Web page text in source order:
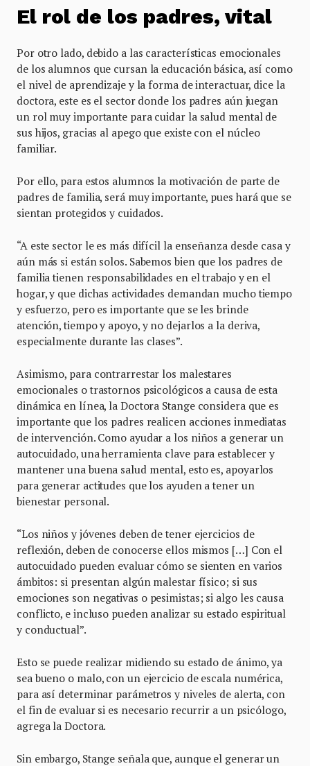
El rol de los padres, vital
Por otro lado, debido a las características emocionales
de los alumnos que cursan la educación básica, así como
el nivel de aprendizaje y la forma de interactuar, dice la
doctora, este es el sector donde los padres aún juegan
un rol muy importante para cuidar la salud mental de
sus hijos, gracias al apego que existe con el núcleo
familiar.
Por ello, para estos alumnos la motivación de parte de
padres de familia, será muy importante, pues hará que se
sientan protegidos y cuidados.
“A este sector le es más difícil la enseñanza desde casa y
aún más si están solos. Sabemos bien que los padres de
familia tienen responsabilidades en el trabajo y en el
hogar, y que dichas actividades demandan mucho tiempo
y esfuerzo, pero es importante que se les brinde
atención, tiempo y apoyo, y no dejarlos a la deriva,
especialmente durante las clases”.
Asimismo, para contrarrestar los malestares
emocionales o trastornos psicológicos a causa de esta
dinámica en línea, la Doctora Stange considera que es
importante que los padres realicen acciones inmediatas
de intervención. Como ayudar a los niños a generar un
autocuidado, una herramienta clave para establecer y
mantener una buena salud mental, esto es, apoyarlos
para generar actitudes que los ayuden a tener un
bienestar personal.
“Los niños y jóvenes deben de tener ejercicios de
reflexión, deben de conocerse ellos mismos […] Con el
autocuidado pueden evaluar cómo se sienten en varios
ámbitos: si presentan algún malestar físico; si sus
emociones son negativas o pesimistas; si algo les causa
conflicto, e incluso pueden analizar su estado espiritual
y conductual”.
Esto se puede realizar midiendo su estado de ánimo, ya
sea bueno o malo, con un ejercicio de escala numérica,
para así determinar parámetros y niveles de alerta, con
el fin de evaluar si es necesario recurrir a un psicólogo,
agrega la Doctora.
Sin embargo, Stange señala que, aunque el generar un